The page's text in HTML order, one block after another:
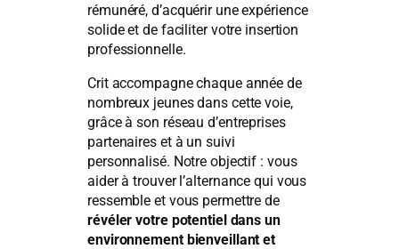
rémunéré, d’acquérir une expérience
solide et de faciliter votre insertion
professionnelle.
Crit accompagne chaque année de
nombreux jeunes dans cette voie,
grâce à son réseau d’entreprises
partenaires et à un suivi
personnalisé. Notre objectif : vous
aider à trouver l’alternance qui vous
ressemble et vous permettre de
révéler votre potentiel dans un
environnement bienveillant et